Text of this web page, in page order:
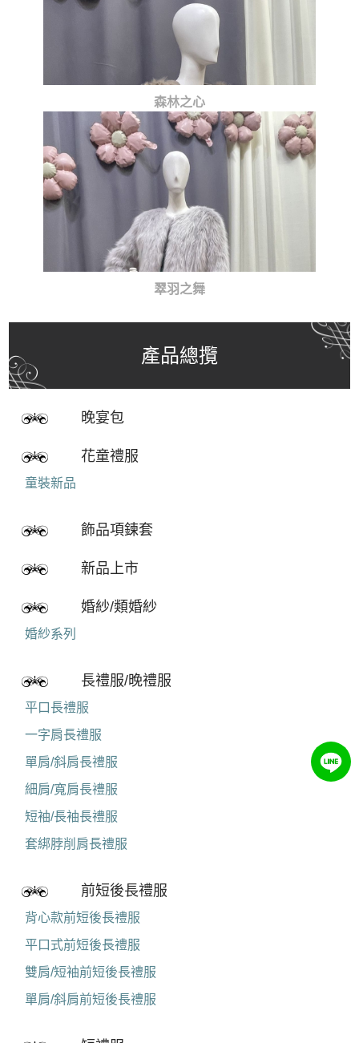
森林之心
翠羽之舞
產品總攬
晚宴包
花童禮服
童裝新品
飾品項鍊套
新品上市
婚紗/類婚紗
婚紗系列
長禮服/晚禮服
平口長禮服
一字肩長禮服
單肩/斜肩長禮服
細肩/寬肩長禮服
短袖/長袖長禮服
套綁脖削肩長禮服
前短後長禮服
背心款前短後長禮服
平口式前短後長禮服
雙肩/短袖前短後長禮服
單肩/斜肩前短後長禮服